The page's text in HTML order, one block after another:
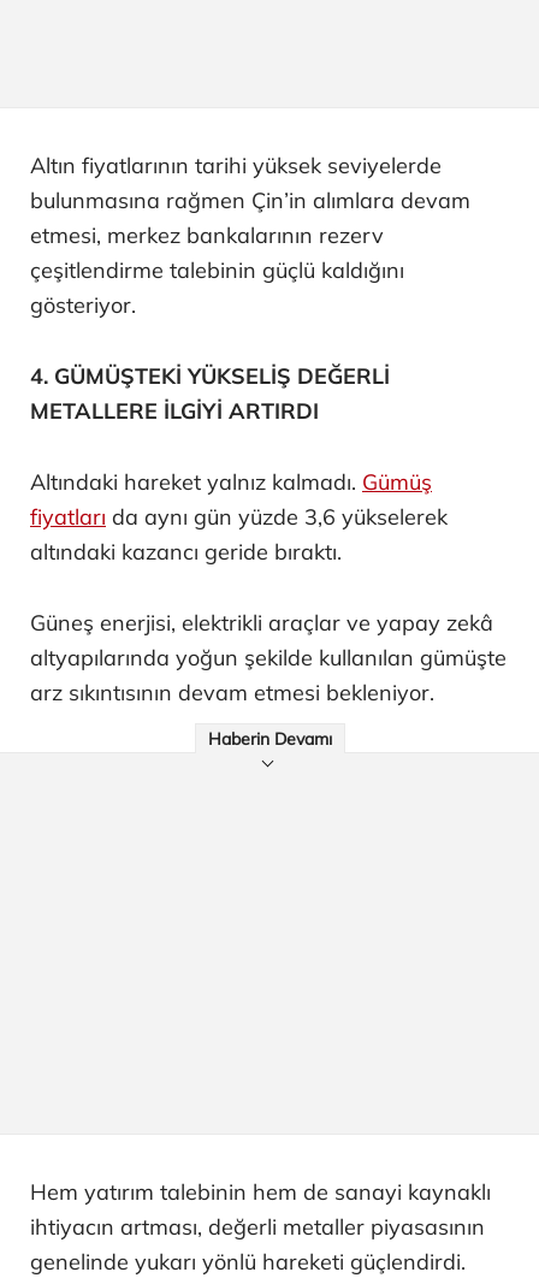
Altın fiyatlarının tarihi yüksek seviyelerde
bulunmasına rağmen Çin’in alımlara devam
etmesi, merkez bankalarının rezerv
çeşitlendirme talebinin güçlü kaldığını
gösteriyor.
4. GÜMÜŞTEKİ YÜKSELİŞ DEĞERLİ
METALLERE İLGİYİ ARTIRDI
Altındaki hareket yalnız kalmadı. Gümüş
fiyatları da aynı gün yüzde 3,6 yükselerek
altındaki kazancı geride bıraktı.
Güneş enerjisi, elektrikli araçlar ve yapay zekâ
altyapılarında yoğun şekilde kullanılan gümüşte
arz sıkıntısının devam etmesi bekleniyor.
Haberin Devamı
Hem yatırım talebinin hem de sanayi kaynaklı
ihtiyacın artması, değerli metaller piyasasının
genelinde yukarı yönlü hareketi güçlendirdi.